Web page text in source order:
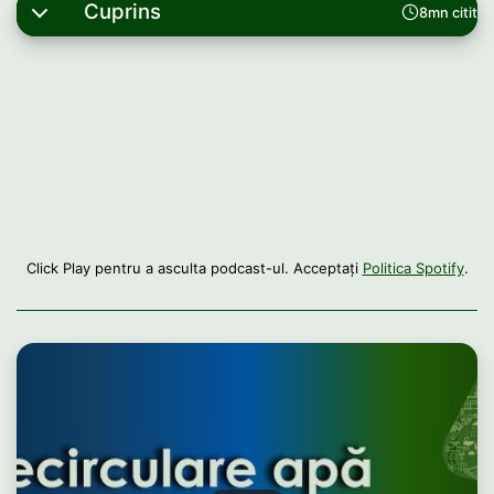
8mn citit
Cuprins
Click Play pentru a asculta podcast-ul. Acceptați Politica Spotify.